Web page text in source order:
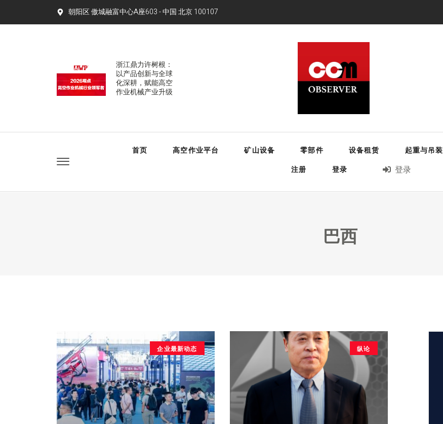
朝阳区 傲城融富中心A座603 - 中国 北京 100107​
浙江鼎力许树根：
以产品创新与全球
化深耕，赋能高空
作业机械产业升级
首页 高空作业平台 矿山设备 零部件 设备租赁 起重与吊装
注册
登录 登录
巴西
企业最新动态 纵论